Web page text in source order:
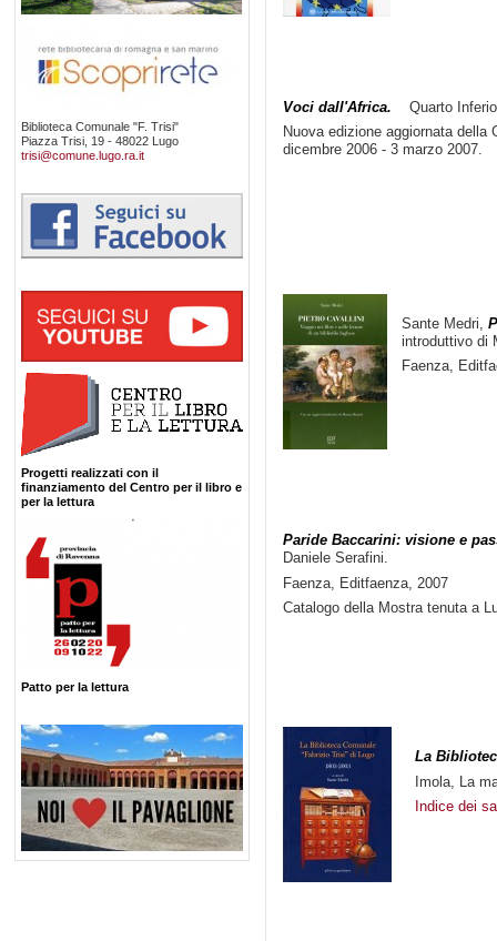
Biblioteca Comunale "F. Trisi"
Piazza Trisi, 19 - 48022 Lugo
trisi@comune.lugo.ra.it
Progetti realizzati con il
finanziamento del Centro per il libro e
per la lettura
Patto per la lettura
Voci dall'Africa.
Quarto
Nuova edizione aggiornata
dicembre 2006 - 3 marzo 2007.
Sante Medri,
introduttivo di
Faenza,
Paride Baccarini: visione e
Daniele Serafini.
Faenza, Editfaenza, 2007
Catalogo della Mostra tenuta a
La
Imola, La
Indice dei